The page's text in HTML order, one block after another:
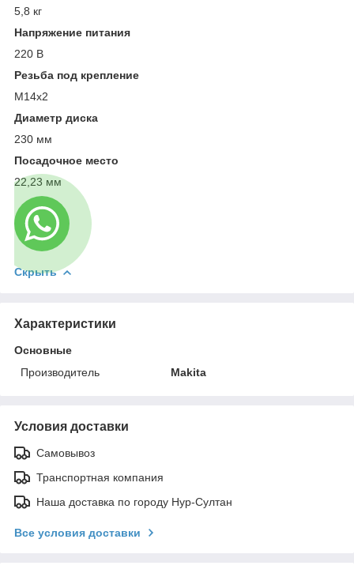
5,8 кг
Напряжение питания
220 В
Резьба под крепление
М14х2
Диаметр диска
230 мм
Посадочное место
22,23 мм
Скрыть
Характеристики
Основные
Производитель
Makita
Условия доставки
Самовывоз
Транспортная компания
Наша доставка по городу Нур-Султан
Все условия доставки